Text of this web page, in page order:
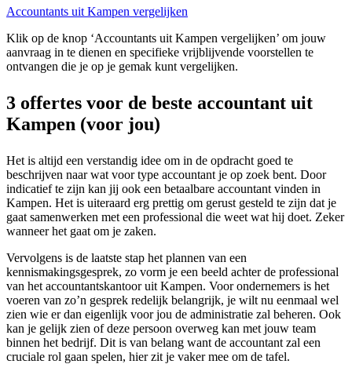
Accountants uit Kampen vergelijken
Klik op de knop ‘Accountants uit Kampen vergelijken’ om jouw
aanvraag in te dienen en specifieke vrijblijvende voorstellen te
ontvangen die je op je gemak kunt vergelijken.
3 offertes voor de beste accountant uit
Kampen (voor jou)
Het is altijd een verstandig idee om in de opdracht goed te
beschrijven naar wat voor type accountant je op zoek bent. Door
indicatief te zijn kan jij ook een betaalbare accountant vinden in
Kampen. Het is uiteraard erg prettig om gerust gesteld te zijn dat je
gaat samenwerken met een professional die weet wat hij doet. Zeker
wanneer het gaat om je zaken.
Vervolgens is de laatste stap het plannen van een
kennismakingsgesprek, zo vorm je een beeld achter de professional
van het accountantskantoor uit Kampen. Voor ondernemers is het
voeren van zo’n gesprek redelijk belangrijk, je wilt nu eenmaal wel
zien wie er dan eigenlijk voor jou de administratie zal beheren. Ook
kan je gelijk zien of deze persoon overweg kan met jouw team
binnen het bedrijf. Dit is van belang want de accountant zal een
cruciale rol gaan spelen, hier zit je vaker mee om de tafel.